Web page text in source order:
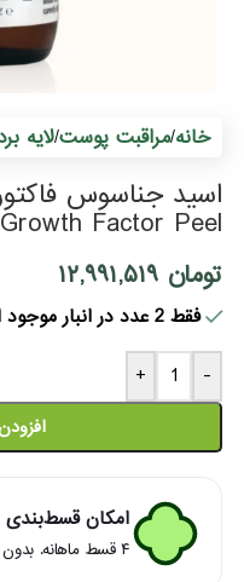
خانه/مراقبت پوست/لایه
Factor Peel
تومان
فقط 2 عدد در انبار موجود است
-
+
امکان
۴ قسط ماهانه. بدون سود، چک و ضامن.